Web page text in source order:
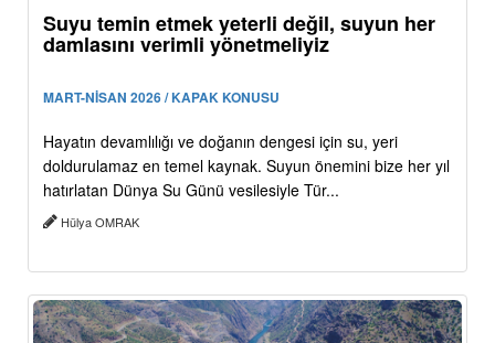
Suyu temin etmek yeterli değil, suyun her
damlasını verimli yönetmeliyiz
MART-NİSAN 2026 / KAPAK KONUSU
Hayatın devamlılığı ve doğanın dengesi için su, yeri
doldurulamaz en temel kaynak. Suyun önemini bize her yıl
hatırlatan Dünya Su Günü vesilesiyle Tür...
Hülya OMRAK